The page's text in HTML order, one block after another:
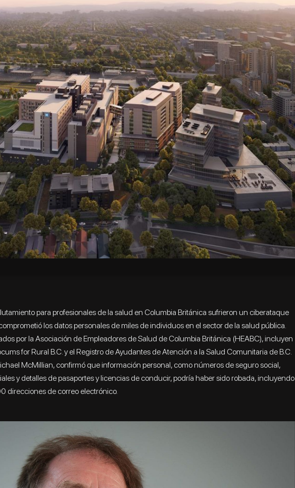
para profesionales de la salud en Columbia Británica sufrieron un ciberataque
los datos personales de miles de individuos en el sector de la salud pública.
por la Asociación de Empleadores de Salud de Columbia Británica (HEABC), incluyen
for Rural B.C. y el Registro de Ayudantes de Atención a la Salud Comunitaria de B.C.
McMillian, confirmó que información personal, como números de seguro social,
y detalles de pasaportes y licencias de conducir, podría haber sido robada, incluyendo
direcciones de correo electrónico.